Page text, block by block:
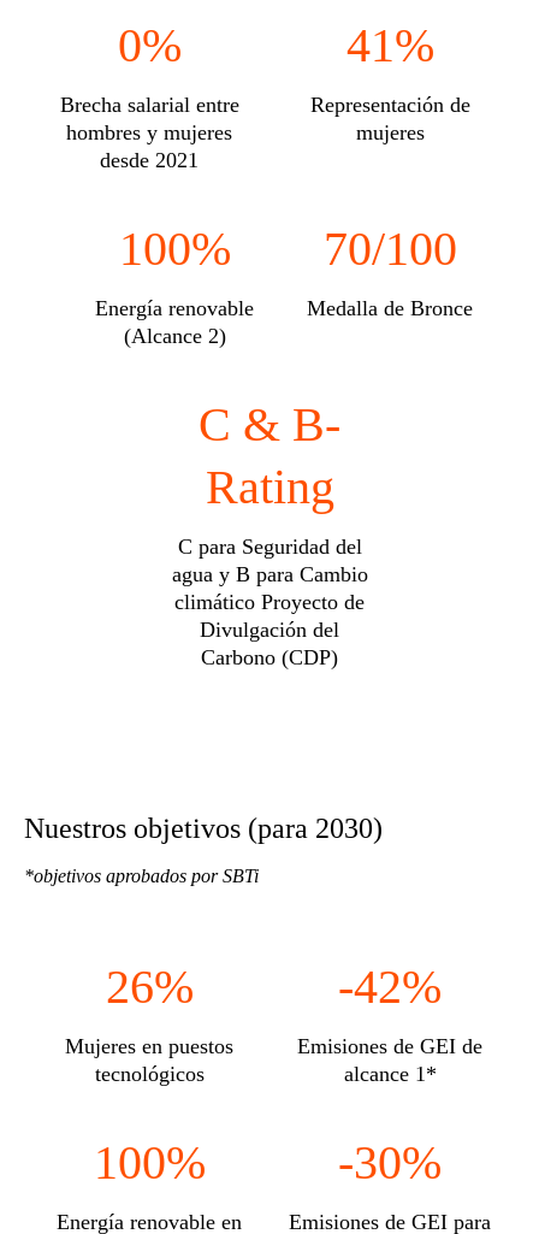
0%
Brecha salarial entre
hombres y mujeres
desde 2021
41%
Representación de
mujeres
100%
Energía renovable
(Alcance 2)
70/100
Medalla de Bronce
C & B-
Rating
C para Seguridad del
agua y B para Cambio
climático Proyecto de
Divulgación del
Carbono (CDP)
Nuestros objetivos (para 2030)
*objetivos aprobados por SBTi
26%
Mujeres en puestos
tecnológicos
-42%
Emisiones de GEI de
alcance 1*
100%
Energía renovable en
-30%
Emisiones de GEI para